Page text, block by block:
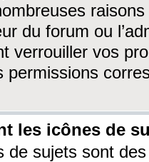
du forum ou
verrouiller vos
permissions
les icônes de
de sujets sont